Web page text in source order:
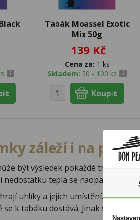
Tabák Moassel Exotic
Mix 50g
139 Kč
Cena za: 1 ks
Skladem: 50 - 100 ks
záleží i na práci
být výsledek pokaždé trochu
nedostatku tepla se naopak nemusí
uhlíky a jejich umístění. Nemusí
k tabáku dostává. Jinak se navíc